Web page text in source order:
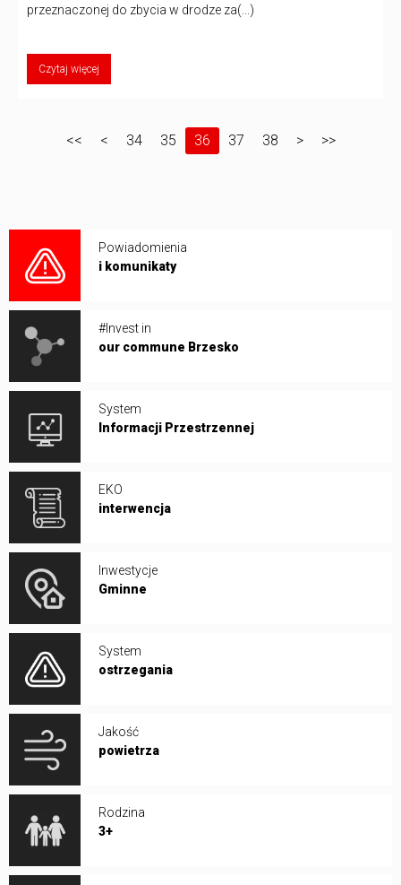
przeznaczonej do zbycia w drodze za(...)
Czytaj więcej
<< < 34 35 36 37 38 > >>
Powiadomienia
i komunikaty
#Invest in
our commune Brzesko
System
Informacji Przestrzennej
EKO
interwencja
Inwestycje
Gminne
System
ostrzegania
Jakość
powietrza
Rodzina
3+